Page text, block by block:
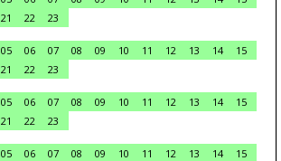
21 22
23
05 06 07 08 09 10 11 12 13 14
15
21 22
23
05 06 07 08 09 10 11 12 13 14
15
21 22
23
05 06 07 08 09 10 11 12 13 14
15